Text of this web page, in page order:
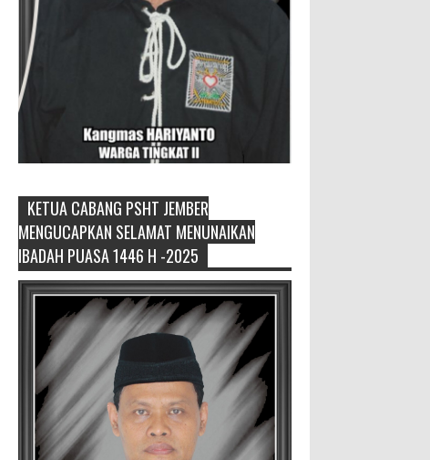
David Iswanto Jabat Ketua
Gradasi Kabupaten Jember 2026-
2031
Jajaran Dewan Pengurus DPC
Kabupaten Jember 2025-2031, saat foto
bersama usai acara pelantikan di Gedung
Jember Nusantara, Selasa 28 Juli 2...
4.000 Petani Hutan Blora Bakal
Digelontor Bantuan CSR Jumbo
dan Bibit Ternak Gratis ‎
KETUA CABANG PSHT JEMBER
MENGUCAPKAN SELAMAT MENUNAIKAN
IBADAH PUASA 1446 H -2025